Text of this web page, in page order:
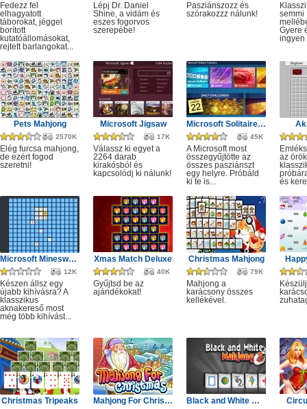
Fedezz fel
elhagyatott
táborokat, jéggel
borított
kutatóállomásokat,
rejtett barlangokat...
Lépj Dr. Daniel
Shine, a vidám és
eszes fogorvos
szerepébe!
Pasziánszozz és
szórakozzz nálunk!
semmi
Gyere
ingyen
Pets Mahjong
2570K
Elég furcsa mahjong,
de ezért fogod
szeretni!
Microsoft Jigsaw
17K
Válassz ki egyet a
2264 darab
kirakósból és
kapcsolódj ki nálunk!
Microsoft Solitaire Collection
45K
A Microsoft most
összegyűjtötte az
összes pasziánszt
egy helyre. Próbáld
ki te is...
az örök
és
Microsoft Minesweeper
12K
Készen állsz egy
újabb kihívásra? A
klasszikus
aknakereső most
még több kihívást...
Xmas Match Deluxe
40K
Gyűjtsd be az
ajándékokat!
Christmas Mahjong
79K
Mahjong a
karácsony összes
kellékével.
Christmas Tripeaks Mahjong For Christmas Black and White Mahjong 3